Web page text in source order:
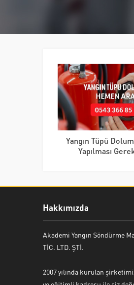
Yangın Tüpü
Yapılması
Hakkımızda
Akademi Yangın Söndürme
TİC. LTD. ŞTİ.
2007 yılında kurulan